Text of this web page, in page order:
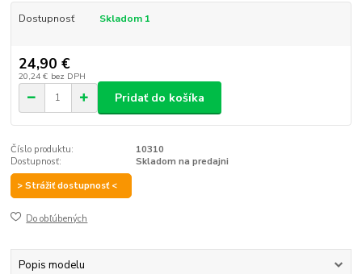
Dostupnosť Skladom 1
24,90 €
20,24 € bez DPH
Pridať do košíka
Číslo produktu:
10310
Dostupnosť:
Skladom na predajni
> Strážiť dostupnosť <
Do obľúbených
Popis modelu